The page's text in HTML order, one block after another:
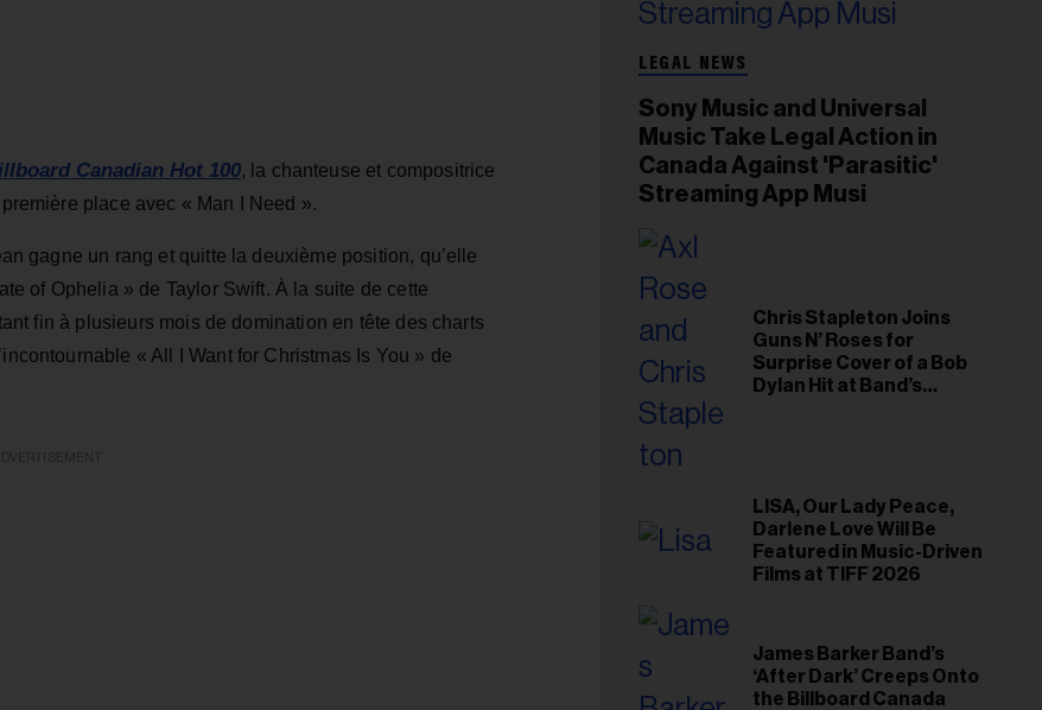
Canadian Hot 100, la chanteuse et compositrice
place avec « Man I Need ».
gagne un rang et quitte la deuxième position, qu’elle
of Ophelia » de Taylor Swift. À la suite de cette
fin à plusieurs mois de domination en tête des charts
« All I Want for Christmas Is You » de
LEGAL NEWS
Sony Music and Universal
Music Take Legal Action in
Canada Against 'Parasitic'
Streaming App Musi
Chris Stapleton Joins
Guns N’ Roses for
Surprise Cover of a Bob
Dylan Hit at Band’s
LISA, Our Lady Peace,
Darlene Love Will Be
Featured in Music-Driven
Films at TIFF 2026
James Barker Band’s
‘After Dark’ Creeps Onto
the Billboard Canada